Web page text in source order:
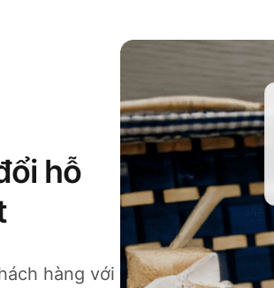
hỗ
hàng với